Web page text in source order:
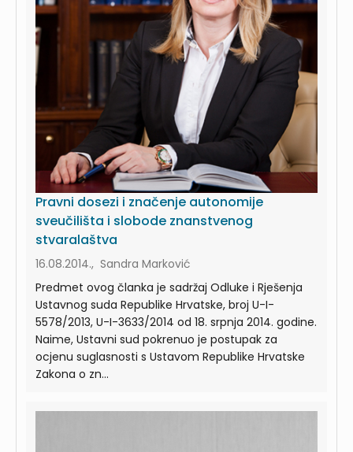
Pravni dosezi i značenje autonomije
sveučilišta i slobode znanstvenog
stvaralaštva
16.08.2014., Sandra Marković
Predmet ovog članka je sadržaj Odluke i Rješenja
Ustavnog suda Republike Hrvatske, broj U-I-
5578/2013, U-I-3633/2014 od 18. srpnja 2014. godine.
Naime, Ustavni sud pokrenuo je postupak za
ocjenu suglasnosti s Ustavom Republike Hrvatske
Zakona o zn...